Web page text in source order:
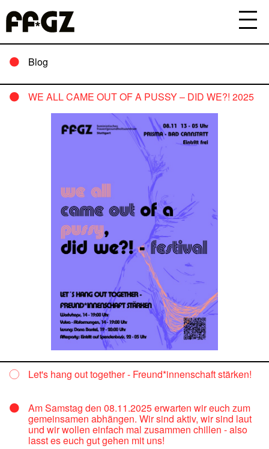
Blog
WE ALL CAME OUT OF A PUSSY – DID WE?! 2025
Let's hang out together - Freund*innenschaft stärken!
Am Samstag den 08.11.2025 erwarten wir euch zum
gemeinsamen abhängen. Wir sind aktiv, wir sind laut
und wir wollen einfach mal zusammen chillen - also
lasst es euch gut gehen mit uns!